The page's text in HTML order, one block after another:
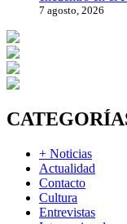
7 agosto, 2026
+ Noticias
Actualidad
Contacto
Cultura
Entrevistas